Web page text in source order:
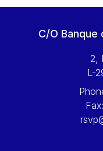
Walter
Wolfgang
Yossi Beillin
Yves
C/O
2,
L-
Fax: